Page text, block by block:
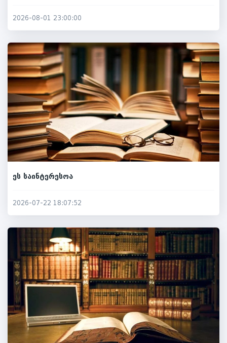
2026-08-01 23:00:00
ეს საინტერესოა
2026-07-22 18:07:52